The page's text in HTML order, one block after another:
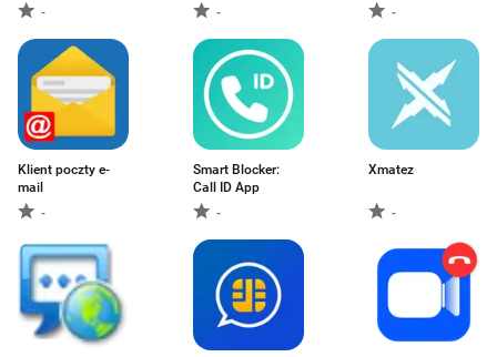
-
-
-
Klient poczty e-
mail
-
Smart Blocker:
Call ID App
-
Xmatez
-